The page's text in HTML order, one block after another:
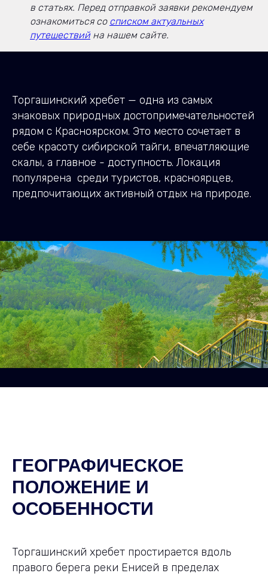
в статьях. Перед отправкой заявки рекомендуем
ознакомиться со списком актуальных
путешествийна нашем сайте.
Торгашинский хребет — одна из самых
знаковых природных достопримечательностей
рядом с Красноярском. Это место сочетает в
себе красоту сибирской тайги, впечатляющие
скалы, а главное - доступность. Локация
популярена среди туристов, красноярцев,
предпочитающих активный отдых на природе.
ГЕОГРАФИЧЕСКОЕ
ПОЛОЖЕНИЕ И
ОСОБЕННОСТИ
Торгашинский хребет простирается вдоль
правого берега реки Енисей в пределах